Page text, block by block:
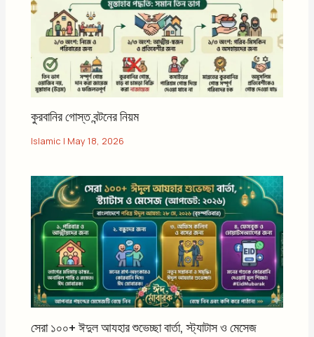
কুরবানির গোস্ত বন্টনের নিয়ম
Islamic | May 18, 2026
সেরা ১০০+ ঈদুল আযহার শুভেচ্ছা বার্তা, স্ট্যাটাস ও মেসেজ